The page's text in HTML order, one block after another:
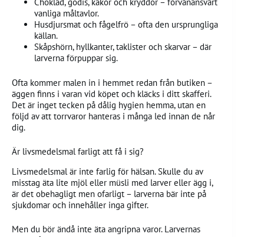
Choklad, godis, kakor och kryddor – förvånansvärt
vanliga måltavlor.
Husdjursmat och fågelfrö – ofta den ursprungliga
källan.
Skåpshörn, hyllkanter, taklister och skarvar – där
larverna förpuppar sig.
Ofta kommer malen in i hemmet redan från butiken –
äggen finns i varan vid köpet och kläcks i ditt skafferi.
Det är inget tecken på dålig hygien hemma, utan en
följd av att torrvaror hanteras i många led innan de når
dig.
Är livsmedelsmal farligt att få i sig?
Livsmedelsmal är inte farlig för hälsan. Skulle du av
misstag äta lite mjöl eller müsli med larver eller ägg i,
är det obehagligt men ofarligt – larverna bär inte på
sjukdomar och innehåller inga gifter.
Men du bör ändå inte äta angripna varor. Larvernas